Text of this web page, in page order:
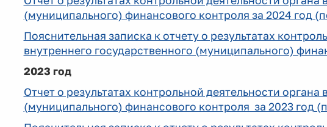
(муниципального) финансового контроля за 2024 год
Пояснительная записка к отчету о результатах
внутреннего государственного (муниципального)
2023 год
Отчет о результатах контрольной деятельности органа
(муниципального) финансового контроля за 2023 год